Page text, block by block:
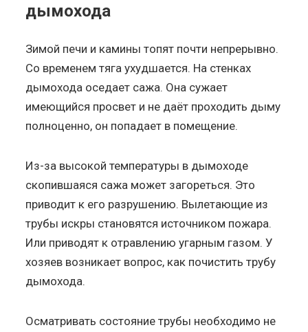
дымохода
Зимой печи и камины топят почти непрерывно.
Со временем тяга ухудшается. На стенках
дымохода оседает сажа. Она сужает
имеющийся просвет и не даёт проходить дыму
полноценно, он попадает в помещение.
Из-за высокой температуры в дымоходе
скопившаяся сажа может загореться. Это
приводит к его разрушению. Вылетающие из
трубы искры становятся источником пожара.
Или приводят к отравлению угарным газом. У
хозяев возникает вопрос, как почистить трубу
дымохода.
Осматривать состояние трубы необходимо не